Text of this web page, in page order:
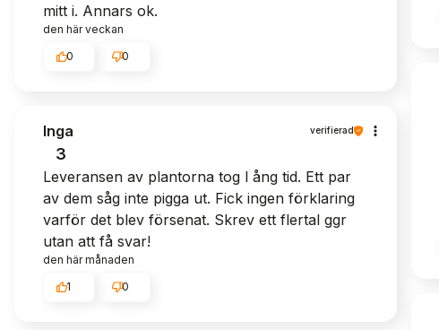
mitt i. Annars ok.
den här veckan
0 0
Inga verifierad
3
Leveransen av plantorna tog l ång tid. Ett par
av dem såg inte pigga ut. Fick ingen förklaring
varför det blev försenat. Skrev ett flertal ggr
utan att få svar!
den här månaden
1 0